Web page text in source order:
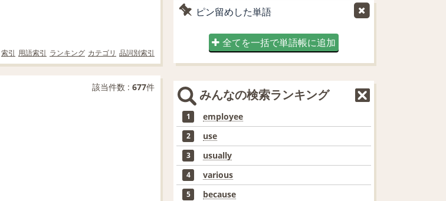
索引 用語索引 ランキング カテゴリ 品詞別索引
該当件数 : 677件
ピン留めした単語
全てを一括で単語帳に追加
みんなの検索ランキング
1 employee
2 use
3 usually
4 various
5 because